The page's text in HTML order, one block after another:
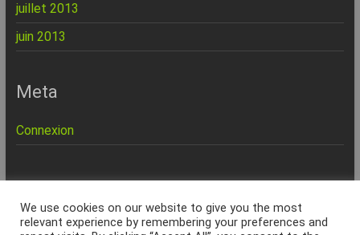
juillet 2013
juin 2013
Meta
Connexion
Marseille
We use cookies on our website to give you the most
relevant experience by remembering your preferences and